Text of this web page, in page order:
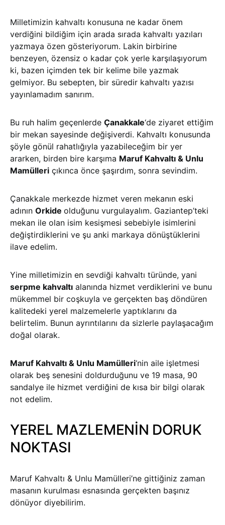
Milletimizin kahvaltı konusuna ne kadar önem
verdiğini bildiğim için arada sırada kahvaltı yazıları
yazmaya özen gösteriyorum. Lakin birbirine
benzeyen, özensiz o kadar çok yerle karşılaşıyorum
ki, bazen içimden tek bir kelime bile yazmak
gelmiyor. Bu sebepten, bir süredir kahvaltı yazısı
yayınlamadım sanırım.
Bu ruh halim geçenlerde Çanakkale‘de ziyaret ettiğim
bir mekan sayesinde değişiverdi. Kahvaltı konusunda
şöyle gönül rahatlığıyla yazabileceğim bir yer
ararken, birden bire karşıma Maruf Kahvaltı & Unlu
Mamülleri çıkınca önce şaşırdım, sonra sevindim.
Çanakkale merkezde hizmet veren mekanın eski
adının Orkide olduğunu vurgulayalım. Gaziantep’teki
mekan ile olan isim kesişmesi sebebiyle isimlerini
değiştirdiklerini ve şu anki markaya dönüştüklerini
ilave edelim.
Yine milletimizin en sevdiği kahvaltı türünde, yani
serpme kahvaltı alanında hizmet verdiklerini ve bunu
mükemmel bir coşkuyla ve gerçekten baş döndüren
kalitedeki yerel malzemelerle yaptıklarını da
belirtelim. Bunun ayrıntılarını da sizlerle paylaşacağım
doğal olarak.
Maruf Kahvaltı & Unlu Mamülleri‘nin aile işletmesi
olarak beş senesini doldurduğunu ve 19 masa, 90
sandalye ile hizmet verdiğini de kısa bir bilgi olarak
not edelim.
YEREL MAZLEMENİN DORUK
NOKTASI
Maruf Kahvaltı & Unlu Mamülleri’ne gittiğiniz zaman
masanın kurulması esnasında gerçekten başınız
dönüyor diyebilirim.